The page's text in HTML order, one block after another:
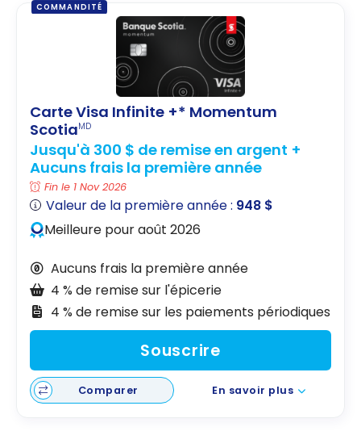
COMMANDITÉ
Carte Visa Infinite +* Momentum
ScotiaMD
Jusqu'à 300 $ de remise en argent +
Aucuns frais la première année
Fin le 1 Nov 2026
Valeur de la première année : 948 $
Meilleure pour août 2026
Aucuns frais la première année
4 % de remise sur l'épicerie
4 % de remise sur les paiements périodiques
Souscrire
Comparer En savoir plus